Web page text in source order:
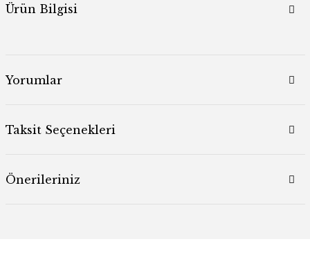
Ürün Bilgisi
Yorumlar
Taksit Seçenekleri
Önerileriniz